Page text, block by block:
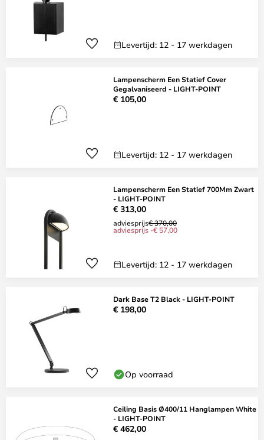
Levertijd: 12 - 17 werkdagen
Lampenscherm Een Statief Cover
Gegalvaniseerd - LIGHT-POINT
€ 105,00
Levertijd: 12 - 17 werkdagen
Lampenscherm Een Statief 700Mm Zwart
- LIGHT-POINT
€ 313,00
adviesprijs€ 370,00
adviesprijs -€ 57,00
Levertijd: 12 - 17 werkdagen
Dark Base T2 Black - LIGHT-POINT
€ 198,00
Op voorraad
Ceiling Basis Ø400/11 Hanglampen White
- LIGHT-POINT
€ 462,00